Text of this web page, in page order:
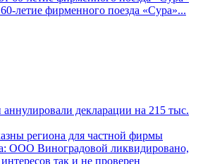
летие фирменного поезда «Сура»...
декларации на 215 тыс.